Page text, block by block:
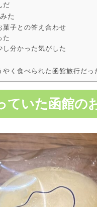
だ
た
菓子との答え合わせ
た
し分かった気がした
く食べられた函館旅行だっ
ていた函館の